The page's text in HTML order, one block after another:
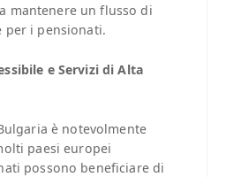
mantenere un flusso di
per i pensionati.
e Servizi di Alta
è notevolmente
paesi europei
possono beneficiare di